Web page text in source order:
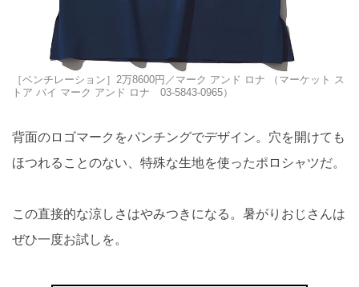
［ベンチレーション］2万8600円／マーク アンド ロナ （マーケット ス
トア バイ マーク アンド ロナ 03-5843-0965）
背面のロゴマークをパンチングでデザイン。穴を開けても
ほつれることのない、特殊な生地を使ったポロシャツだ。
この直接的な涼しさはやみつきになる。暑がりおじさんは
ぜひ一度お試しを。